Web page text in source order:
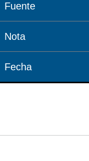
Fuente
Nota
Fecha